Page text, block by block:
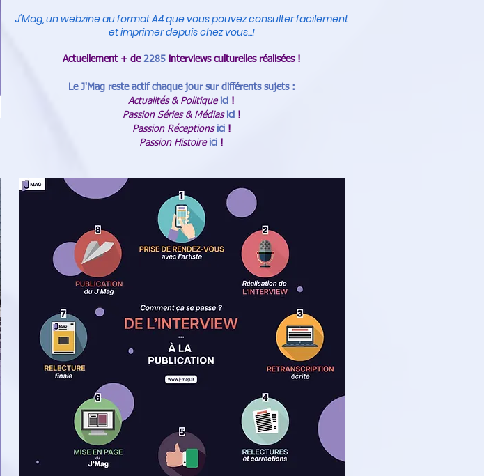
J'Mag, un webzine au format A4 que vous pouvez consulter facilement
et imprimer depuis chez vous...!
Actuellement + de 2285 interviews culturelles réalisées !
Le J'Mag reste actif chaque jour sur différents sujets :
Actualités & Politique ici !
Passion Séries & Médias ici !
Passion Réceptions ici !
Passion Histoire ici !